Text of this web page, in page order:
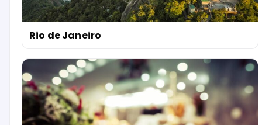
Rio de Janeiro